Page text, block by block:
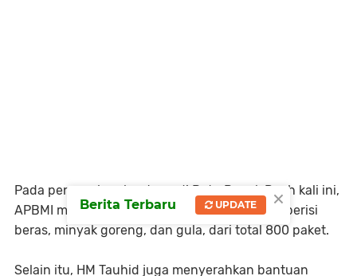
Pada penyerahan bantuan di Batu Busuk Pauh kali ini,
APBMI memberikan 100 paket sembako yang berisi
beras, minyak goreng, dan gula, dari total 800 paket.
Selain itu, HM Tauhid juga menyerahkan bantuan
×
Berita Terbaru UPDATE